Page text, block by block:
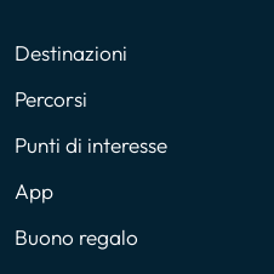
Destinazioni
Percorsi
Punti di interesse
App
Buono regalo